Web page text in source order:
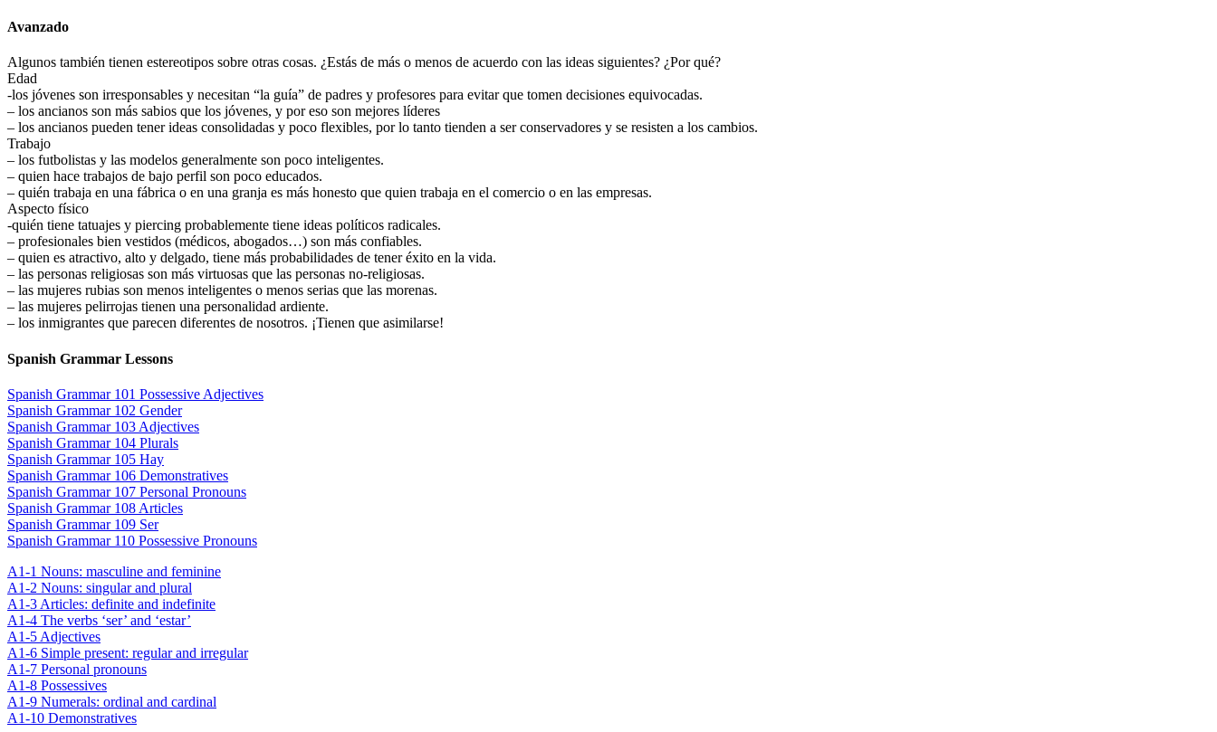
Avanzado
Algunos también tienen estereotipos sobre otras cosas. ¿Estás de más o menos de acuerdo con las ideas siguientes? ¿Por qué?
Edad
-los jóvenes son irresponsables y necesitan “la guía” de padres y profesores para evitar que tomen decisiones equivocadas.
– los ancianos son más sabios que los jóvenes, y por eso son mejores líderes
– los ancianos pueden tener ideas consolidadas y poco flexibles, por lo tanto tienden a ser conservadores y se resisten a los cambios.
Trabajo
– los futbolistas y las modelos generalmente son poco inteligentes.
– quien hace trabajos de bajo perfil son poco educados.
– quién trabaja en una fábrica o en una granja es más honesto que quien trabaja en el comercio o en las empresas.
Aspecto físico
-quién tiene tatuajes y piercing probablemente tiene ideas políticos radicales.
– profesionales bien vestidos (médicos, abogados…) son más confiables.
– quien es atractivo, alto y delgado, tiene más probabilidades de tener éxito en la vida.
– las personas religiosas son más virtuosas que las personas no-religiosas.
– las mujeres rubias son menos inteligentes o menos serias que las morenas.
– las mujeres pelirrojas tienen una personalidad ardiente.
– los inmigrantes que parecen diferentes de nosotros. ¡Tienen que asimilarse!
Spanish Grammar Lessons
Spanish Grammar 101 Possessive Adjectives
Spanish Grammar 102 Gender
Spanish Grammar 103 Adjectives
Spanish Grammar 104 Plurals
Spanish Grammar 105 Hay
Spanish Grammar 106 Demonstratives
Spanish Grammar 107 Personal Pronouns
Spanish Grammar 108 Articles
Spanish Grammar 109 Ser
Spanish Grammar 110 Possessive Pronouns
A1-1 Nouns: masculine and feminine
A1-2 Nouns: singular and plural
A1-3 Articles: definite and indefinite
A1-4 The verbs ‘ser’ and ‘estar’
A1-5 Adjectives
A1-6 Simple present: regular and irregular
A1-7 Personal pronouns
A1-8 Possessives
A1-9 Numerals: ordinal and cardinal
A1-10 Demonstratives